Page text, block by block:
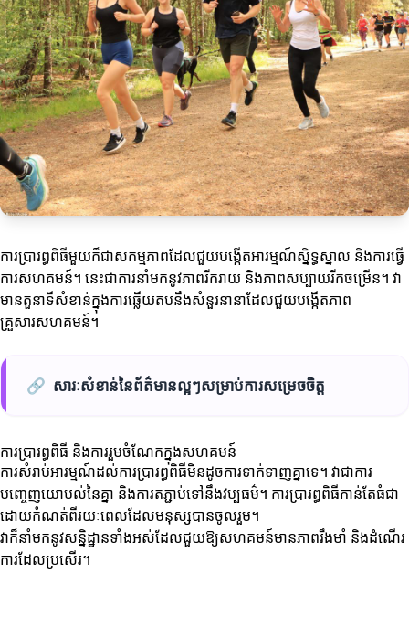
ការប្រារព្ធពិធីមួយក៏ជាសកម្មភាពដែលជួយបង្កើតអារម្មណ៍ស្និទ្ធស្នាល និងការធ្វើ
ការសហគមន៍។ នេះជាការនាំមកនូវភាពរីករាយ និងភាពសប្បាយរីកចម្រើន។ វា
មានតួនាទីសំខាន់ក្នុងការឆ្លើយតបនឹងសំនួរនានាដែលជួយបង្កើតភាព
គ្រួសារសហគមន៍។
🔗 សារៈសំខាន់នៃព័ត៌មានល្អៗសម្រាប់ការសម្រេចចិត្ត
ការប្រារព្ធពិធី និងការរួមចំណែកក្នុងសហគមន៍
ការសំរាប់អារម្មណ៍ដល់ការប្រារព្ធពិធីមិនដូចការទាក់ទាញគ្នាទេ។ វាជាការ
បញ្ចេញយោបល់នៃគ្នា និងការតភ្ជាប់ទៅនឹងវប្បធម៌។ ការប្រារព្ធពិធីកាន់តែធំជា
ដោយកំណត់ពីរយៈពេលដែលមនុស្សបានចូលរួម។
វាក៏នាំមកនូវសន្និដ្ឋានទាំងអស់ដែលជួយឱ្យសហគមន៍មានភាពរឹងមាំ និងដំណើរ
ការដែលប្រសើរ។